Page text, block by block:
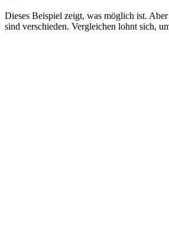
Dieses Beispiel zeigt, was möglich ist.
sind verschieden. Vergleichen lohnt sich,